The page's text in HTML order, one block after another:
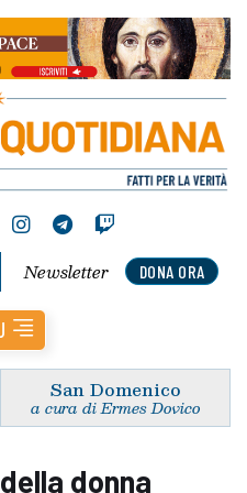
DONA ORA
Newsletter
San Domenico
a cura di Ermes Dovico
donna